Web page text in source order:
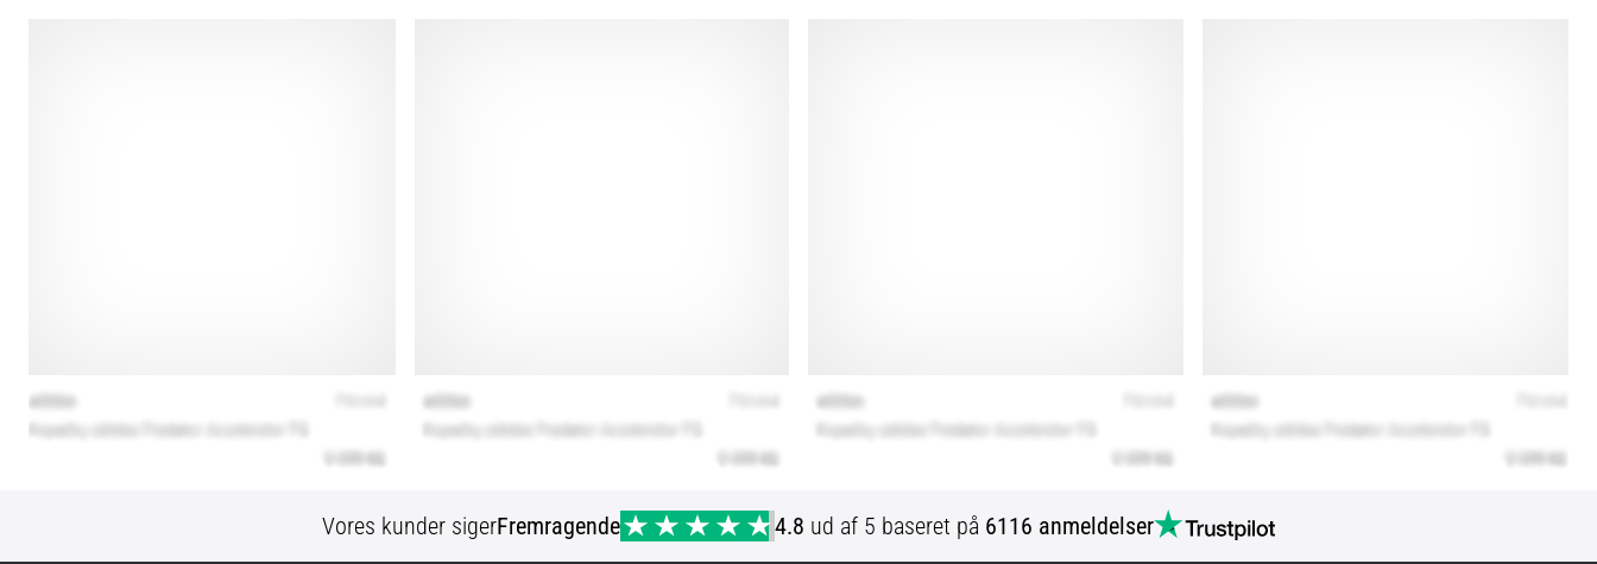
Vores kunder sigerFremragende 4.8 ud af 5 baseret på 6116 anmeldelser